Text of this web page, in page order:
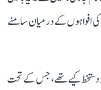
کی افواہوں کے درمیان سامنے
دستخط کیے تھے، جس کے تحت